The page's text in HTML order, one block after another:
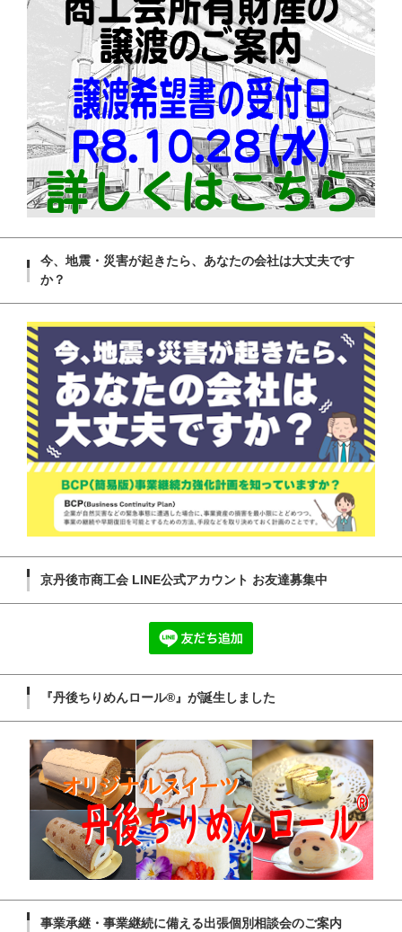
今、地震・災害が起きたら、あなたの会社は大丈夫です
か？
京丹後市商工会 LINE公式アカウント お友達募集中
『丹後ちりめんロール®』が誕生しました
事業承継・事業継続に備える出張個別相談会のご案内